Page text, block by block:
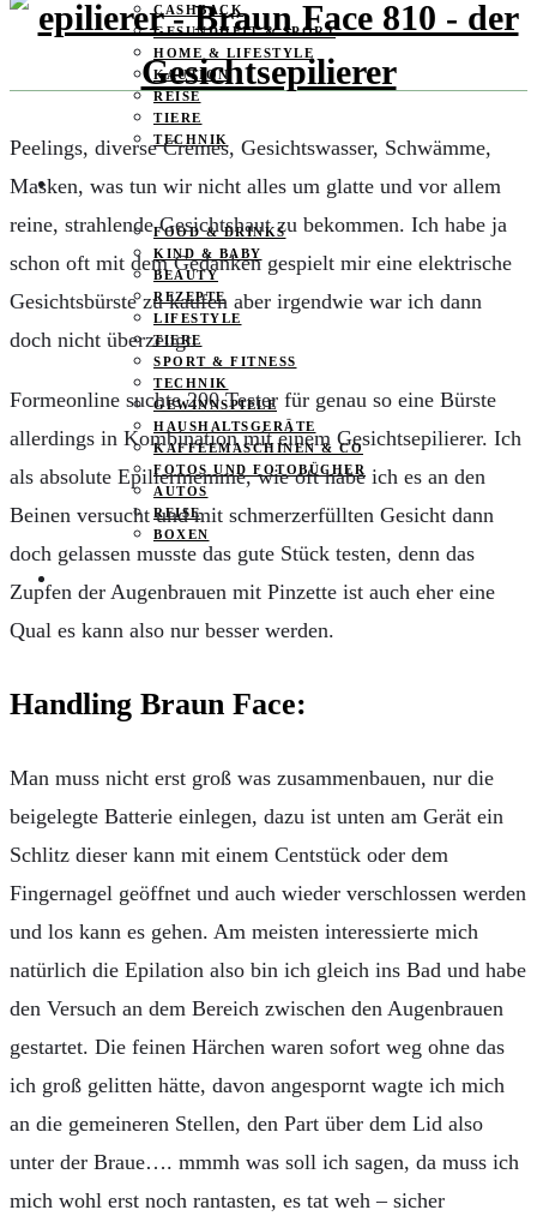
CASHBACK
GESUNDHEIT & SPORT
HOME & LIFESTYLE
KAUTION
REISE
TIERE
TECHNIK
KATEGORIEN
FOOD & DRINKS
KIND & BABY
BEAUTY
REZEPTE
LIFESTYLE
TIERE
SPORT & FITNESS
TECHNIK
GEWINNSPIELE
HAUSHALTSGERÄTE
KAFFEEMASCHINEN & CO
FOTOS UND FOTOBÜCHER
AUTOS
REISE
BOXEN
Peelings, diverse Cremes, Gesichtswasser, Schwämme,
Masken, was tun wir nicht alles um glatte und vor allem
reine, strahlende Gesichtshaut zu bekommen. Ich habe ja
schon oft mit dem Gedanken gespielt mir eine elektrische
Gesichtsbürste zu kaufen aber irgendwie war ich dann
doch nicht überzeugt.
Formeonline suchte 200 Tester für genau so eine Bürste
allerdings in Kombination mit einem Gesichtsepilierer. Ich
als absolute Epiliermemme, wie oft habe ich es an den
Beinen versucht und mit schmerzerfüllten Gesicht dann
doch gelassen musste das gute Stück testen, denn das
Zupfen der Augenbrauen mit Pinzette ist auch eher eine
Qual es kann also nur besser werden.
Handling Braun Face:
Man muss nicht erst groß was zusammenbauen, nur die
beigelegte Batterie einlegen, dazu ist unten am Gerät ein
Schlitz dieser kann mit einem Centstück oder dem
Fingernagel geöffnet und auch wieder verschlossen werden
und los kann es gehen. Am meisten interessierte mich
natürlich die Epilation also bin ich gleich ins Bad und habe
den Versuch an dem Bereich zwischen den Augenbrauen
gestartet. Die feinen Härchen waren sofort weg ohne das
ich groß gelitten hätte, davon angespornt wagte ich mich
an die gemeineren Stellen, den Part über dem Lid also
unter der Braue…. mmmh was soll ich sagen, da muss ich
mich wohl erst noch rantasten, es tat weh – sicher